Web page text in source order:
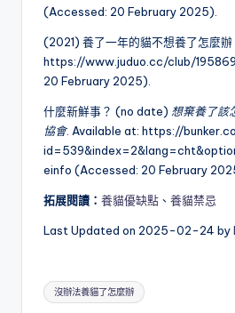
(Accessed: 20 February 2025).
(2021) 養了一年的貓不想養了怎麼
https://www.juduo.cc/club/
20 February 2025).
什麼新鮮事？ (no date) 想棄養了該
協會. Available at: https://
einfo (Accessed: 20 February
拓展閱讀： 養貓優缺點 、 養貓禁忌
Last Updated on 2025-02-24 by
Tags:
沒辦法養貓了怎麼辦